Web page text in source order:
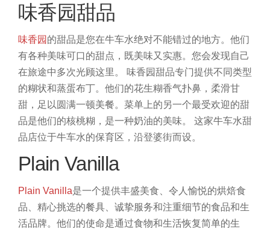
味香园甜品
味香园 的甜品是您在牛车水绝对不能错过的地方。他们
有各种美味可口的甜点，既美味又实惠。您会发现自己
在旅途中多次光顾这里。
味香园甜品专门提供不同类型
的糊状和蒸蛋布丁。他们的花生糊香气扑鼻，柔滑甘
甜，足以圆满一顿美餐。菜单上的另一个最受欢迎的甜
品是他们的核桃糊，是一种奶油的美味。
这家牛车水甜
品店位于牛车水的保育区，沿登婆街而设。
Plain Vanilla
Plain Vanilla是一个提供丰盛美食、令人愉悦的烘焙食
品、精心挑选的餐具、诚挚服务和注重细节的食品和生
活品牌。他们的使命是通过食物和生活恢复简单的生